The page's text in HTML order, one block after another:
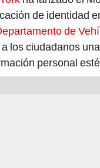
de identidad
de
los ciudadanos
personal